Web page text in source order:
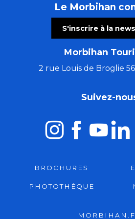
Le Morbihan
S'inscrire à la
Morbihan
2 rue Louis de Broglie
Suivez-
BROCHURES
PHOTOTHÈQUE